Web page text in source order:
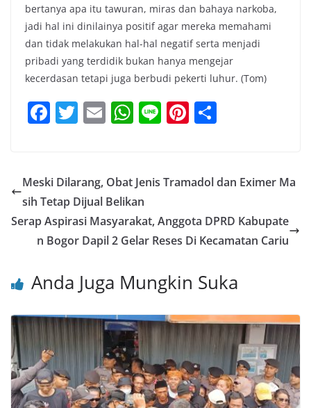
bertanya apa itu tawuran, miras dan bahaya narkoba,
jadi hal ini dinilainya positif agar mereka memahami
dan tidak melakukan hal-hal negatif serta menjadi
pribadi yang terdidik bukan hanya mengejar
kecerdasan tetapi juga berbudi pekerti luhur. (Tom)
F
e
b
o
o
k
T
er
E
l
W
s
A
p
p
Li Pi
e e
Meski Dilarang, Obat Jenis Tramadol dan Eximer Ma
sih Tetap Dijual Belikan
Serap Aspirasi Masyarakat, Anggota DPRD Kabupate
n Bogor Dapil 2 Gelar Reses Di Kecamatan Cariu
Anda Juga Mungkin Suka